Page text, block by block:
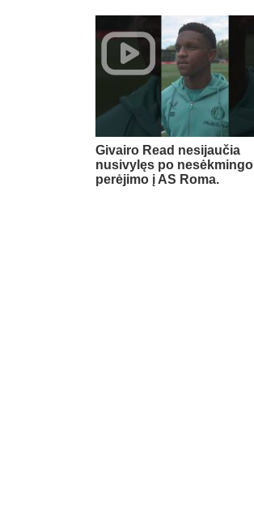
Givairo Read nesijaučia
nusivylęs po nesėkmingo
perėjimo į AS Roma.